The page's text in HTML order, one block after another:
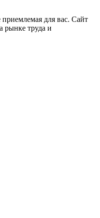
для вас. Сайт
рынке труда и